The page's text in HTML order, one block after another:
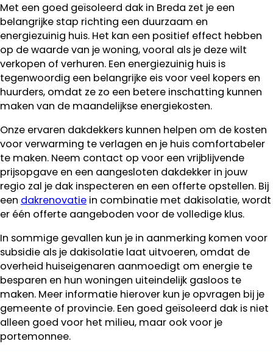
Met een goed geïsoleerd dak in Breda zet je een
belangrijke stap richting een duurzaam en
energiezuinig huis. Het kan een positief effect hebben
op de waarde van je woning, vooral als je deze wilt
verkopen of verhuren. Een energiezuinig huis is
tegenwoordig een belangrijke eis voor veel kopers en
huurders, omdat ze zo een betere inschatting kunnen
maken van de maandelijkse energiekosten.
Onze ervaren dakdekkers kunnen helpen om de kosten
voor verwarming te verlagen en je huis comfortabeler
te maken. Neem contact op voor een vrijblijvende
prijsopgave en een aangesloten dakdekker in jouw
regio zal je dak inspecteren en een offerte opstellen. Bij
een dakrenovatie in combinatie met dakisolatie, wordt
er één offerte aangeboden voor de volledige klus.
In sommige gevallen kun je in aanmerking komen voor
subsidie als je dakisolatie laat uitvoeren, omdat de
overheid huiseigenaren aanmoedigt om energie te
besparen en hun woningen uiteindelijk gasloos te
maken. Meer informatie hierover kun je opvragen bij je
gemeente of provincie. Een goed geïsoleerd dak is niet
alleen goed voor het milieu, maar ook voor je
portemonnee.